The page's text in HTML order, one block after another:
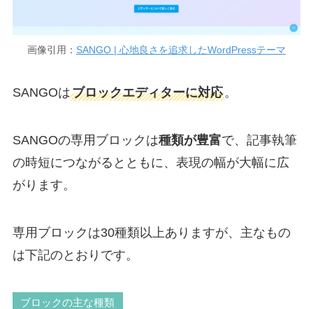
画像引用： SANGO | 心地良さを追求したWordPressテーマ
SANGOはブロックエディターに対応。
SANGOの専用ブロックは種類が豊富で、記事執筆
の時短につながるとともに、表現の幅が大幅に広
がります。
専用ブロックは30種類以上ありますが、主なもの
は下記のとおりです。
ブロックの主な種類